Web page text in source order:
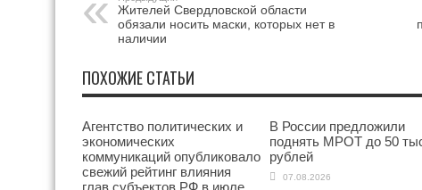
Жителей Свердловской области
обязали носить маски, которых нет в
наличии
ПОХОЖИЕ СТАТЬИ
Агентство политических и
экономических
коммуникаций опубликовало
свежий рейтинг влияния
глав субъектов РФ в июле
В России предложили
поднять МРОТ до 50
рублей
07.08.2026